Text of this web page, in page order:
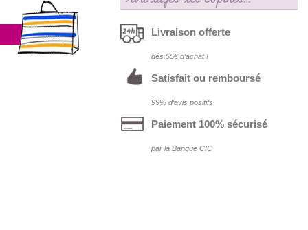
Livraison offerte
dés 55€ d‘achat !
Satisfait ou remboursé
99% d‘avis positifs
Paiement 100% sécurisé
par la Banque CIC